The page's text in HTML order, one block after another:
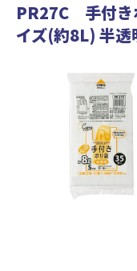
PR27C 手付き
イズ(約8L) 半透